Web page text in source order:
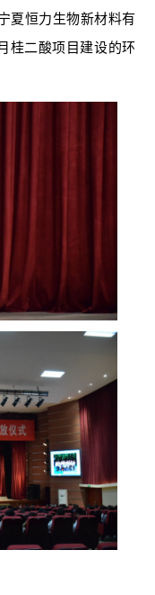
夏恒力生物新材料有
桂二酸项目建设的环